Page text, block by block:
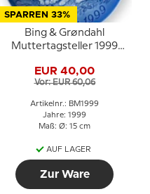
SPARREN 33%
Bing & Grøndahl
Muttertagsteller 1999
EUR 40,00
Vor: EUR 60,06
Artikelnr.: BM1999
Jahre: 1999
Maß: Ø: 15 cm
AUF LAGER
Zur Ware